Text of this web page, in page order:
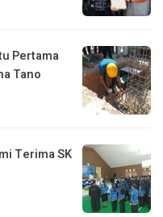
Pertama
Tano
Terima SK